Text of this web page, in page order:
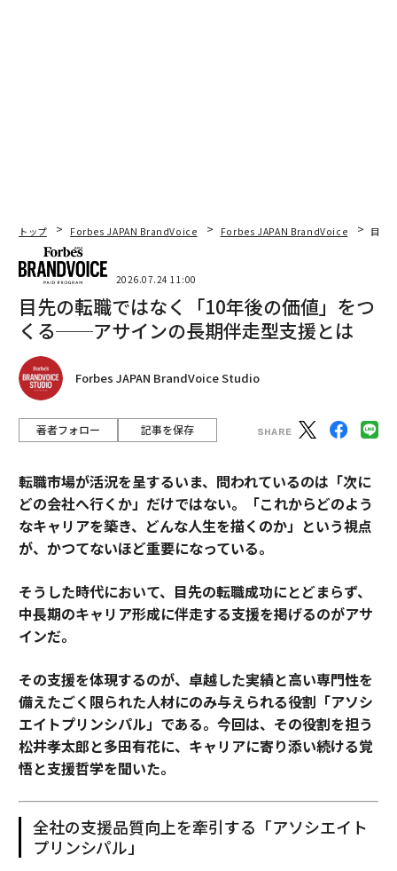
トップ Forbes JAPAN BrandVoice Forbes JAPAN BrandVoice 目先
2026.07.24 11:00
目先の転職ではなく「10年後の価値」をつ
くる──アサインの長期伴走型支援とは
Forbes JAPAN BrandVoice Studio
著者フォロー 記事を保存
転職市場が活況を呈するいま、問われているのは「次に
どの会社へ行くか」だけではない。「これからどのよう
なキャリアを築き、どんな人生を描くのか」という視点
が、かつてないほど重要になっている。
そうした時代において、目先の転職成功にとどまらず、
中長期のキャリア形成に伴走する支援を掲げるのがアサ
インだ。
その支援を体現するのが、卓越した実績と高い専門性を
備えたごく限られた人材にのみ与えられる役割「アソシ
エイトプリンシパル」である。今回は、その役割を担う
松井孝太郎と多田有花に、キャリアに寄り添い続ける覚
悟と支援哲学を聞いた。
全社の支援品質向上を牽引する「アソシエイト
プリンシパル」